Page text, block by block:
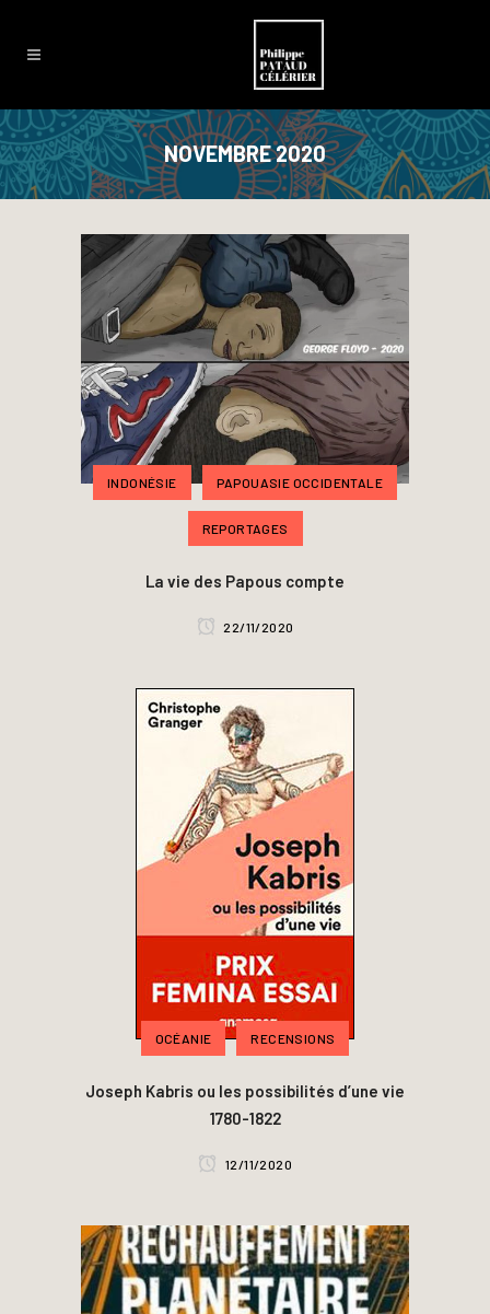
NOVEMBRE 2020
INDONÉSIE PAPOUASIE OCCIDENTALE
REPORTAGES
La vie des Papous compte
22/11/2020
OCÉANIE RECENSIONS
Joseph Kabris ou les possibilités d’une vie
1780-1822
12/11/2020